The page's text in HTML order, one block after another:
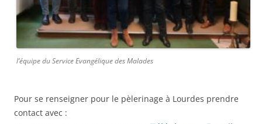
l’équipe du Service Evangélique des Malades
Pour se renseigner pour le pèlerinage à Lourdes prendre
contact avec :